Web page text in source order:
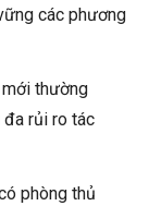
các phương
thường
đa rủi ro tác
phòng thủ